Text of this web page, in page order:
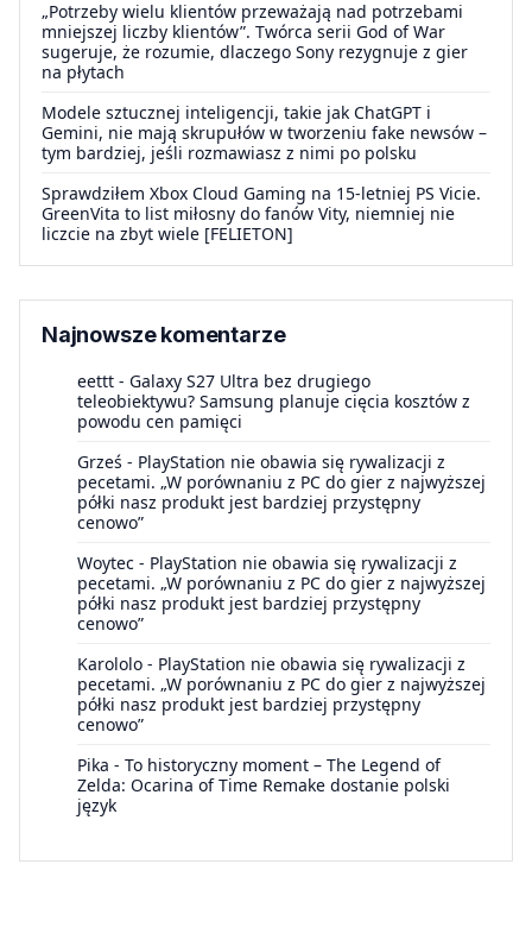
„Potrzeby wielu klientów przeważają nad potrzebami
mniejszej liczby klientów”. Twórca serii God of War
sugeruje, że rozumie, dlaczego Sony rezygnuje z gier
na płytach
Modele sztucznej inteligencji, takie jak ChatGPT i
Gemini, nie mają skrupułów w tworzeniu fake newsów –
tym bardziej, jeśli rozmawiasz z nimi po polsku
Sprawdziłem Xbox Cloud Gaming na 15-letniej PS Vicie.
GreenVita to list miłosny do fanów Vity, niemniej nie
liczcie na zbyt wiele [FELIETON]
Najnowsze komentarze
eettt - Galaxy S27 Ultra bez drugiego
teleobiektywu? Samsung planuje cięcia kosztów z
powodu cen pamięci
Grześ - PlayStation nie obawia się rywalizacji z
pecetami. „W porównaniu z PC do gier z najwyższej
półki nasz produkt jest bardziej przystępny
cenowo”
Woytec - PlayStation nie obawia się rywalizacji z
pecetami. „W porównaniu z PC do gier z najwyższej
półki nasz produkt jest bardziej przystępny
cenowo”
Karololo - PlayStation nie obawia się rywalizacji z
pecetami. „W porównaniu z PC do gier z najwyższej
półki nasz produkt jest bardziej przystępny
cenowo”
Pika - To historyczny moment – The Legend of
Zelda: Ocarina of Time Remake dostanie polski
język